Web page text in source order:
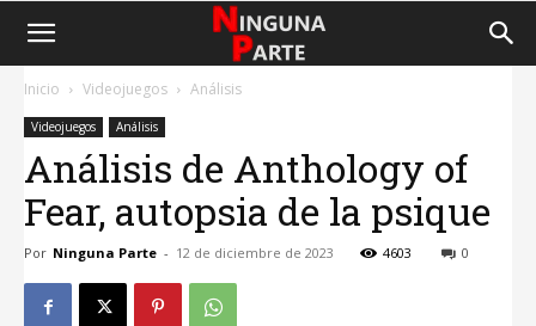
Inicio Videojuegos Análisis
Videojuegos Análisis
Análisis de Anthology of
Fear, autopsia de la psique
Por Ninguna Parte - 12 de diciembre de 2023 4603 0